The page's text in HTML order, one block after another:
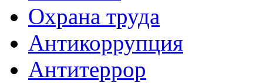
Охрана труда
Антикоррупция
Антитеррор